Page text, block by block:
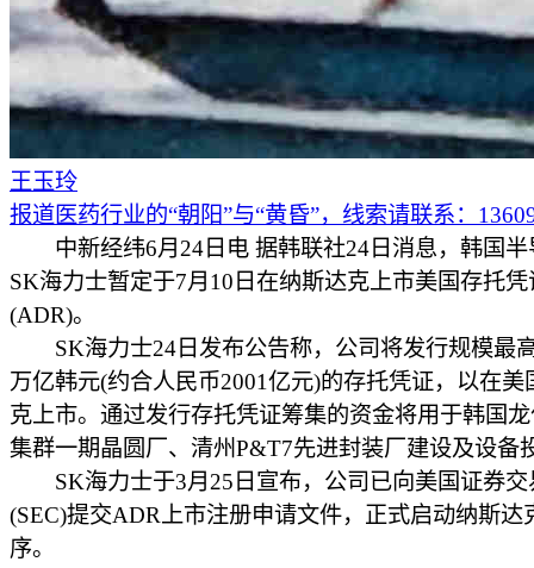
王玉玲
报道医药行业的“朝阳”与“黄昏”，线索请联系：
中新经纬6月24日电 据韩联社24日消息，韩国半
SK海力士暂定于7月10日在纳斯达克上市美国存托凭
(ADR)。
SK海力士24日发布公告称，公司将发行规模最
万亿韩元(约合人民币2001亿元)的存托凭证，以在美
克上市。通过发行存托凭证筹集的资金将用于韩国
集群一期晶圆厂、清州P&T7先进封装厂建设及设备
SK海力士于3月25日宣布，公司已向美国证券交
(SEC)提交ADR上市注册申请文件，正式启动纳斯达
序。